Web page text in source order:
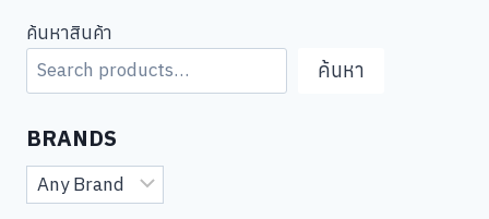
ค้นหาสินค้า
ค้นหา
BRANDS